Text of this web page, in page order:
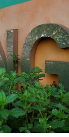
Lampu Merah
Dibebaskan,
Demi
Bekasi